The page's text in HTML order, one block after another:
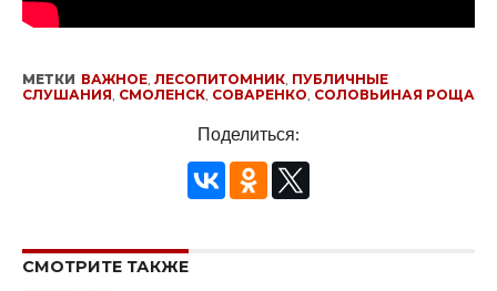
МЕТКИ ВАЖНОЕ, ЛЕСОПИТОМНИК, ПУБЛИЧНЫЕ
СЛУШАНИЯ СМОЛЕНСК, СОВАРЕНКО СОЛОВЬИНАЯ РОЩА
Поделиться:
СМОТРИТЕ ТАКЖЕ